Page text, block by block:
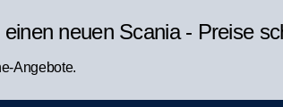
neuen Scania - Preise
Angebote.